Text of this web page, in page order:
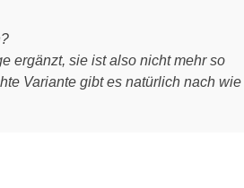
ergänzt, sie ist also nicht mehr so
Variante gibt es natürlich nach wie